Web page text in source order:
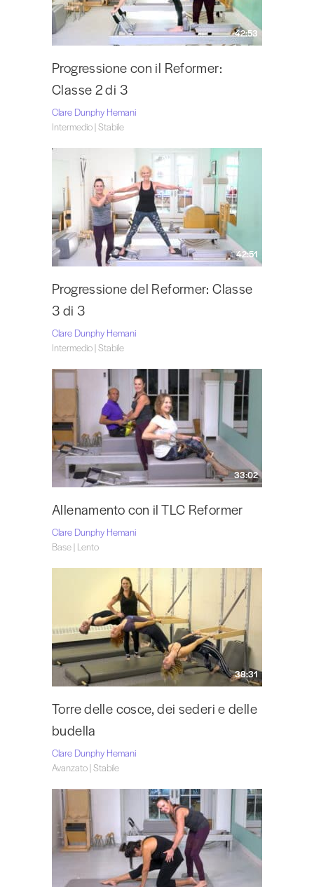
42:53
Progressione con il Reformer:
Classe 2 di 3
Clare Dunphy Hemani
Intermedio | Stabile
42:51
Progressione del Reformer: Classe
3 di 3
Clare Dunphy Hemani
Intermedio | Stabile
33:02
Allenamento con il TLC Reformer
Clare Dunphy Hemani
Base | Lento
38:31
Torre delle cosce, dei sederi e delle
budella
Clare Dunphy Hemani
Avanzato | Stabile